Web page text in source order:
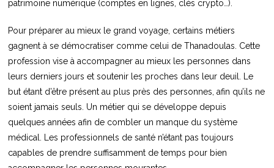
patrimoine numérique (comptes en lignes, clés crypto…).
Pour préparer au mieux le grand voyage, certains métiers
gagnent à se démocratiser comme celui de Thanadoulas. Cette
profession vise à accompagner au mieux les personnes dans
leurs derniers jours et soutenir les proches dans leur deuil. Le
but étant d’être présent au plus près des personnes, afin qu’ils ne
soient jamais seuls. Un métier qui se développe depuis
quelques années afin de combler un manque du système
médical. Les professionnels de santé n’étant pas toujours
capables de prendre suffisamment de temps pour bien